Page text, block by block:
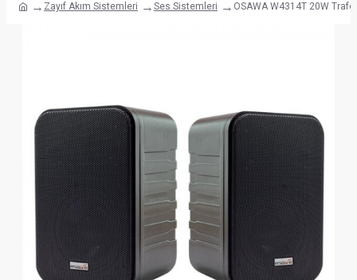
Zayıf Akım Sistemleri Ses Sistemleri OSAWA W4314T 20W